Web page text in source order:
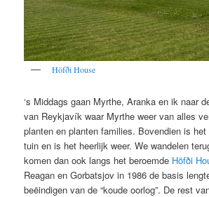
Höfði House
‘s Middags gaan Myrthe, Aranka en ik naar
van Reykjavík waar Myrthe weer van alles
planten en planten families. Bovendien is
tuin en is het heerlijk weer. We wandelen
komen dan ook langs het beroemde Höfði
Reagan en Gorbatsjov in 1986 de basis
beëindigen van de “koude oorlog”. De rest